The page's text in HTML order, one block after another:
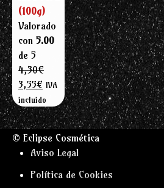
(100g)
Valorado
con 5.00
de 5
4,30€
El
precio
original
era:
4,30€.
3,55€ El
precio
actual
es:
3,55€.
IVA
incluido
© Eclipse Cosmética
Aviso Legal
Política de Cookies